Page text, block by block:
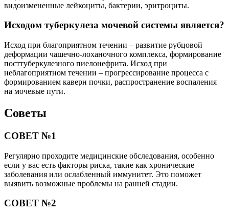
видоизмененные лейкоциты, бактерии, эритроциты.
Исходом туберкулеза мочевой системы является?
Исход при благоприятном течении – развитие рубцовой
деформации чашечно-лоханочного комплекса, формирование
посттуберкулезного пиелонефрита. Исход при
неблагоприятном течении – прогрессирование процесса с
формированием каверн почки, распространение воспаления
на мочевые пути.
Советы
СОВЕТ №1
Регулярно проходите медицинские обследования, особенно
если у вас есть факторы риска, такие как хронические
заболевания или ослабленный иммунитет. Это поможет
выявить возможные проблемы на ранней стадии.
СОВЕТ №2